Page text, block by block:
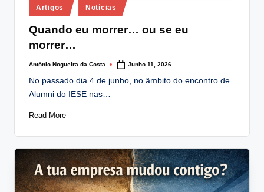
Posted
in
Artigos Notícias
Quando eu morrer… ou se eu
morrer…
Posted
António Nogueira da Costa Junho 11, 2026
No passado dia 4 de junho, no âmbito do encontro de
Alumni do IESE nas…
Read More